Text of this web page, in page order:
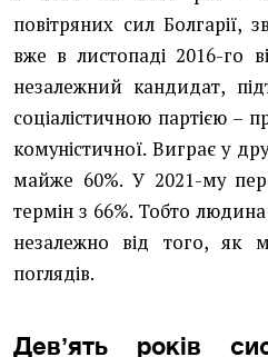
повітряних сил Болгарії,
вже в листопаді 2016-го
незалежний кандидат,
соціалістичною партією –
комуністичної. Виграє у
майже 60%. У 2021-му
термін з 66%. Тобто
незалежно від того, як
поглядів.
Девʼять років